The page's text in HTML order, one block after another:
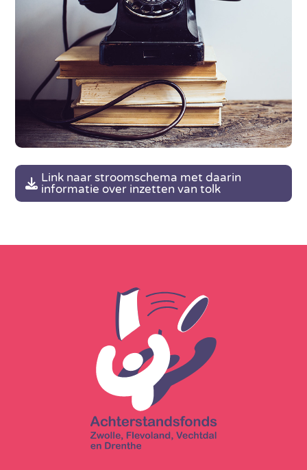
Link naar stroomschema met daarin
informatie over inzetten van tolk